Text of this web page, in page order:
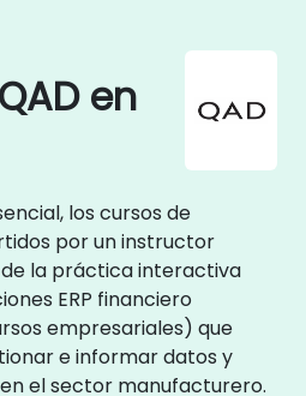
en
los cursos de
por un instructor
la práctica interactiva
ERP financiero
empresariales) que
e informar datos y
el sector manufacturero.